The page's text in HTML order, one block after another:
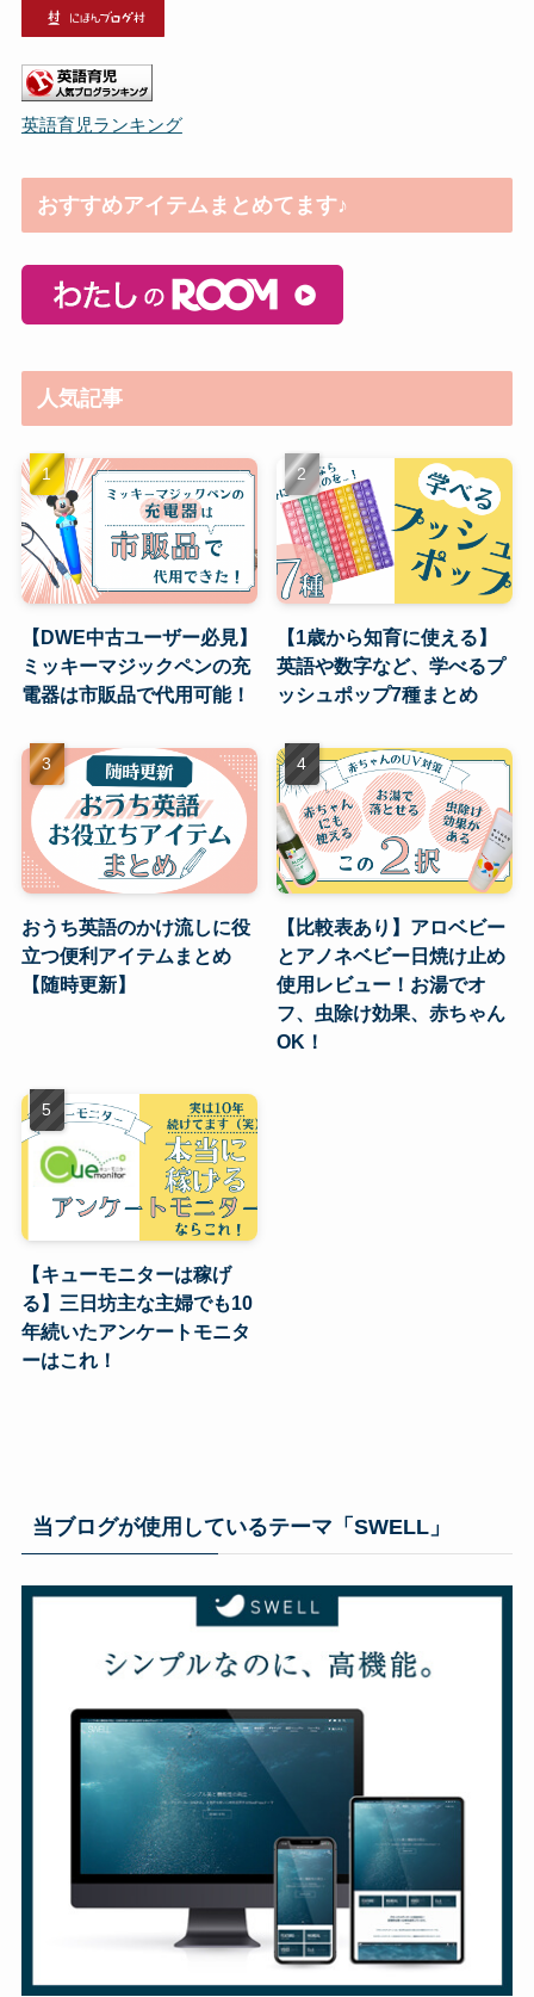
英語育児ランキング
おすすめアイテムまとめてます♪
人気記事
【DWE中古ユーザー必見】
ミッキーマジックペンの充
電器は市販品で代用可能！
【1歳から知育に使える】
英語や数字など、学べるプ
ッシュポップ7種まとめ
おうち英語のかけ流しに役
立つ便利アイテムまとめ
【随時更新】
【比較表あり】アロベビー
とアノネベビー日焼け止め
使用レビュー！お湯でオ
フ、虫除け効果、赤ちゃん
OK！
【キューモニターは稼げ
る】三日坊主な主婦でも10
年続いたアンケートモニタ
ーはこれ！
当ブログが使用しているテーマ「SWELL」